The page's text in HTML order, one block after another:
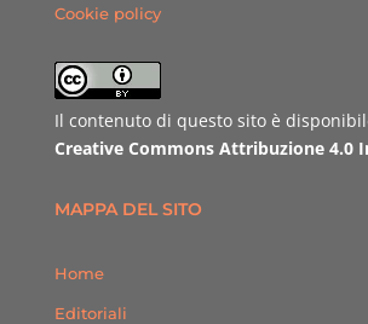
Cookie policy
Il contenuto di questo sito è
Creative Commons Attribuzione 4.0
MAPPA DEL SITO
Home
Editoriali